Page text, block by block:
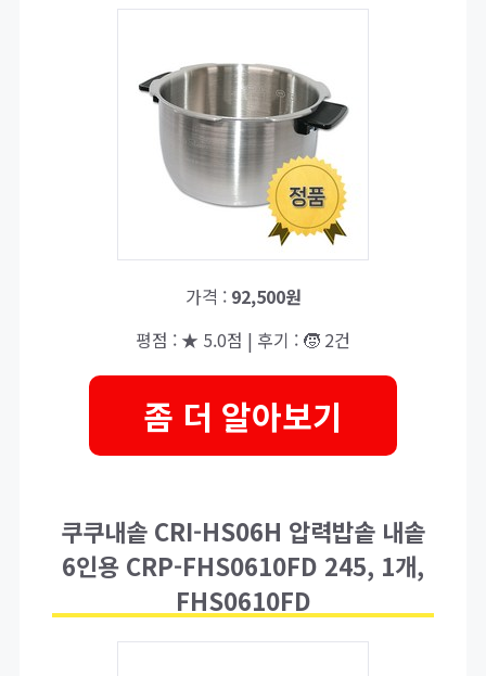
가격 : 92,500원
평점 : ★ 5.0점 | 후기 : 🧒 2건
좀 더 알아보기
쿠쿠내솥 CRI-HS06H 압력밥솥 내솥
6인용 CRP-FHS0610FD 245, 1개,
FHS0610FD